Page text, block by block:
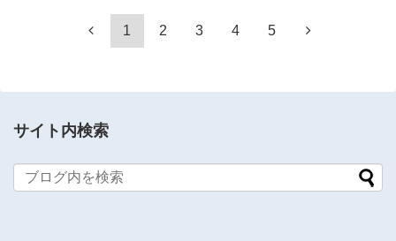
1 2 3 4 5
サイト内検索